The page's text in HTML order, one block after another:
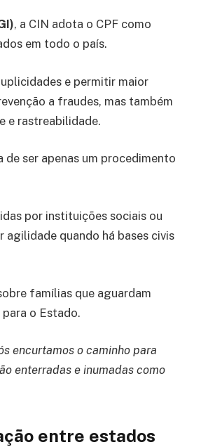
, a CIN adota o CPF como
em todo o país.
e permitir maior
a fraudes, mas também
e rastreabilidade.
ser apenas um procedimento
por instituições sociais ou
quando há bases civis
famílias que aguardam
o Estado.
encurtamos o caminho para
enterradas e inumadas como
entre estados